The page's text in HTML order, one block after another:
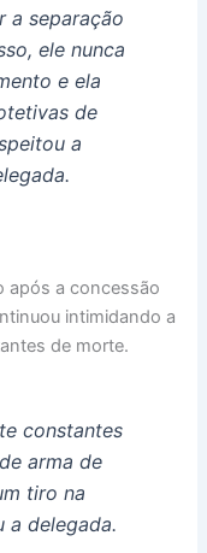
a separação
ele nunca
e ela
de
a
após a concessão
intimidando a
de morte.
constantes
arma de
tiro na
a delegada.